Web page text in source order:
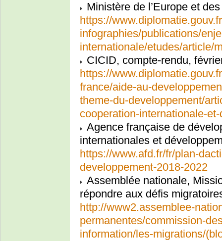
Ministère de l’Europe et
https://
infographies/publications/
internationale/etudes/article/
CICID, compte-rendu,
https://
france/aide-au-
theme-du-developpement/
cooperation-internationale-
Agence française de
internationales et
https://www.afd.fr/fr/plan-
developpement-2018-2022
Assemblée nationale,
répondre aux défis
http://www2.assemblee-
permanentes/commission-
information/les-migrations/